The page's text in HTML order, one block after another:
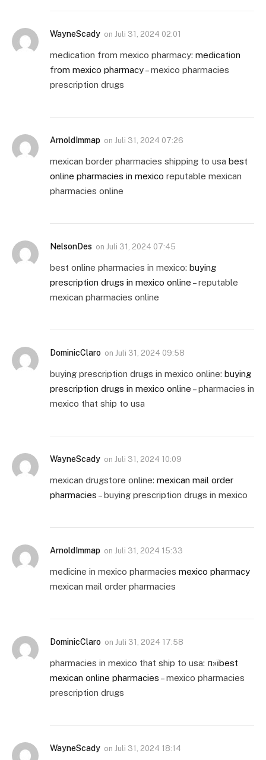
WayneScady on Juli 31, 2024 02:01
medication from mexico pharmacy: medication
from mexico pharmacy– mexico pharmacies
prescription drugs
ArnoldImmap on Juli 31, 2024 07:26
mexican border pharmacies shipping to usa best
online pharmacies in mexico reputable mexican
pharmacies online
NelsonDes on Juli 31, 2024 07:45
best online pharmacies in mexico: buying
prescription drugs in mexico online – reputable
mexican pharmacies online
DominicClaro on Juli 31, 2024 09:58
buying prescription drugs in mexico online: buying
prescription drugs in mexico online – pharmacies in
mexico that ship to usa
WayneScady on Juli 31, 2024 10:09
mexican drugstore online: mexican mail order
pharmacies – buying prescription drugs in mexico
ArnoldImmap on Juli 31, 2024 15:33
medicine in mexico pharmacies mexico pharmacy
mexican mail order pharmacies
DominicClaro on Juli 31, 2024 17:58
pharmacies in mexico that ship to usa: п»їbest
mexican online pharmacies – mexico pharmacies
prescription drugs
WayneScady on Juli 31, 2024 18:14